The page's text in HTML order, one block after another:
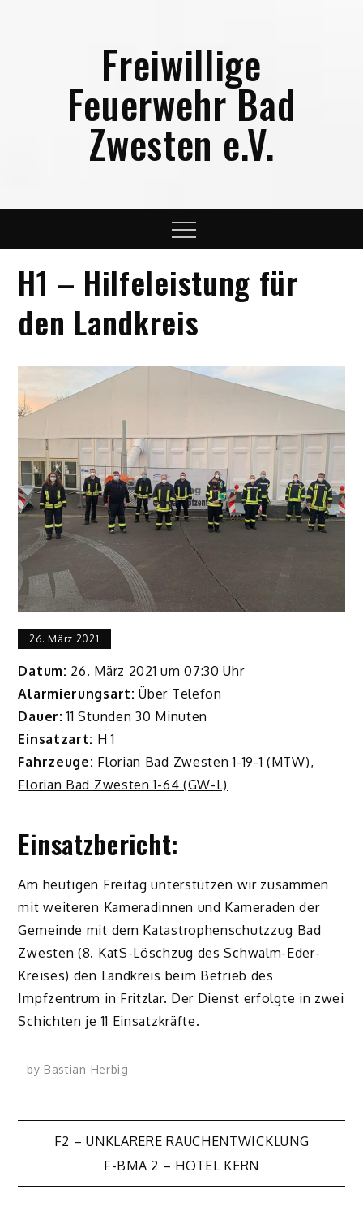
Freiwillige
Feuerwehr Bad
Zwesten e.V.
Menu
H1 – Hilfeleistung für
den Landkreis
26. März 2021
Datum: 26. März 2021 um 07:30 Uhr
Alarmierungsart: Über Telefon
Dauer: 11 Stunden 30 Minuten
Einsatzart: H 1
Fahrzeuge: Florian Bad Zwesten 1-19-1 (MTW),
Florian Bad Zwesten 1-64 (GW-L)
Einsatzbericht:
Am heutigen Freitag unterstützen wir zusammen
mit weiteren Kameradinnen und Kameraden der
Gemeinde mit dem Katastrophenschutzzug Bad
Zwesten (8. KatS-Löschzug des Schwalm-Eder-
Kreises) den Landkreis beim Betrieb des
Impfzentrum in Fritzlar. Der Dienst erfolgte in zwei
Schichten je 11 Einsatzkräfte.
- by Bastian Herbig
Beitragsnavigation
F2 – UNKLARERE RAUCHENTWICKLUNG
F-BMA 2 – HOTEL KERN